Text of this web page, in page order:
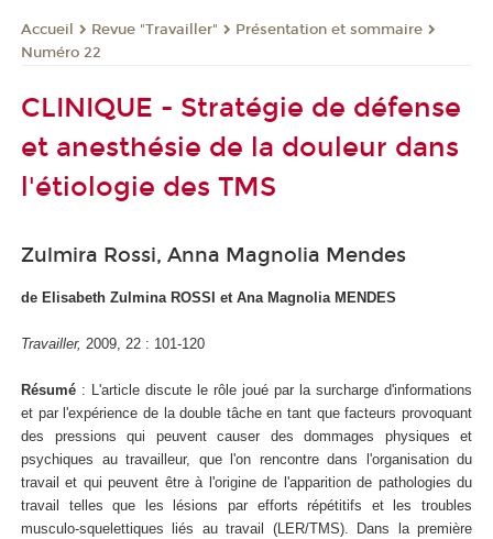
Accueil Revue "Travailler"
Présentation et sommaire
Numéro 22
CLINIQUE - Stratégie de défense
et anesthésie de la douleur dans
l'étiologie des TMS
Zulmira Rossi, Anna Magnolia Mendes
de Elisabeth Zulmina ROSSI et Ana Magnolia MENDES
Travailler, 2009, 22 : 101-120
Résumé : L'article discute le rôle joué par la surcharge d'informations
et par l'expérience de la double tâche en tant que facteurs provoquant
des pressions qui peuvent causer des dommages physiques et
psychiques au travailleur, que l'on rencontre dans l'organisation du
travail et qui peuvent être à l'origine de l'apparition de pathologies du
travail telles que les lésions par efforts répétitifs et les troubles
musculo-squelettiques liés au travail (LER/TMS). Dans la première